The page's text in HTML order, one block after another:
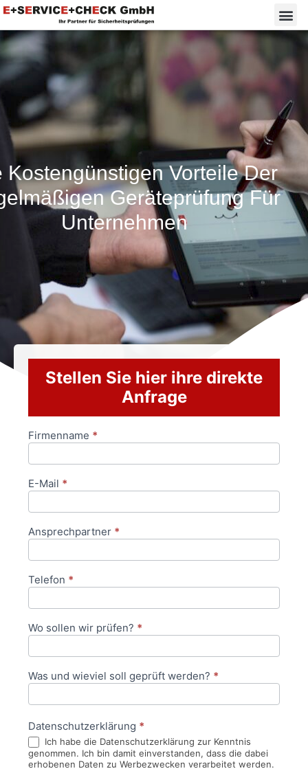
Kostengünstigen Vorteile Der
Geräteprüfung Für
Unternehmen
Stellen Sie hier ihre direkte
Anfrage
Anfrageformular
Firmenname *
E-Mail *
Ansprechpartner *
Telefon *
Wo sollen wir prüfen? *
Was und wieviel soll geprüft werden? *
Datenschutzerklärung *
Ich habe die Datenschutzerklärung zur Kenntnis
genommen. Ich bin damit einverstanden, dass die dabei
erhobenen Daten zu Werbezwecken verarbeitet werden.